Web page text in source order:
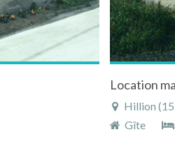
Location
Hillion
Gîte